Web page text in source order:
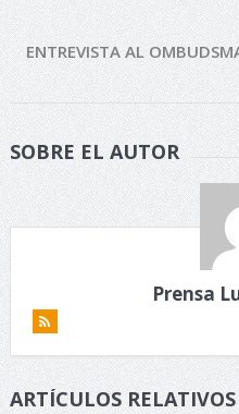
ENTREVISTA AL
SOBRE EL AUTOR
Prensa
ARTÍCULOS RELATIVOS